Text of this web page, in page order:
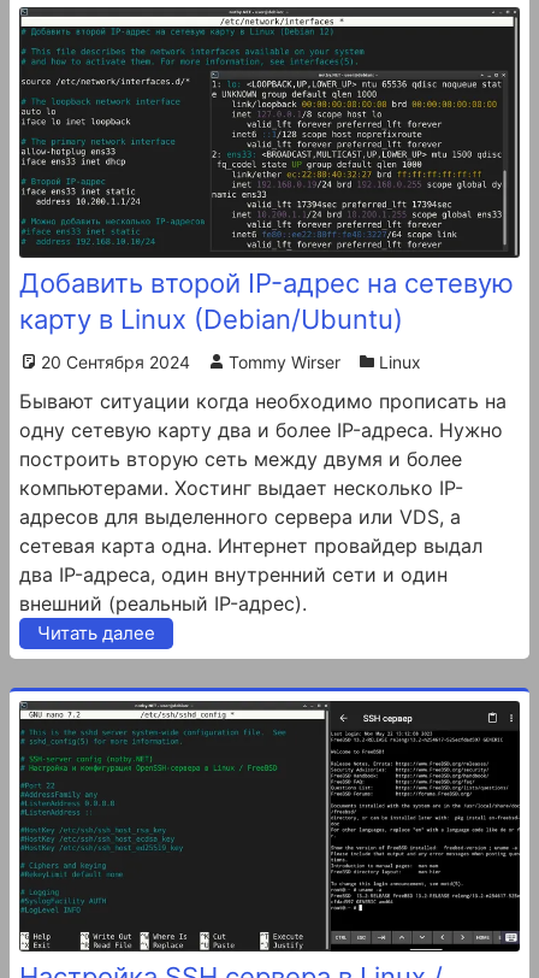
Добавить второй IP-адрес на сетевую
карту в Linux (Debian/Ubuntu)
20 Сентября 2024 Tommy Wirser Linux
Бывают ситуации когда необходимо прописать на
одну сетевую карту два и более IP-адреса. Нужно
построить вторую сеть между двумя и более
компьютерами. Хостинг выдает несколько IP-
адресов для выделенного сервера или VDS, а
сетевая карта одна. Интернет провайдер выдал
два IP-адреса, один внутренний сети и один
внешний (реальный IP-адрес).
Читать далее